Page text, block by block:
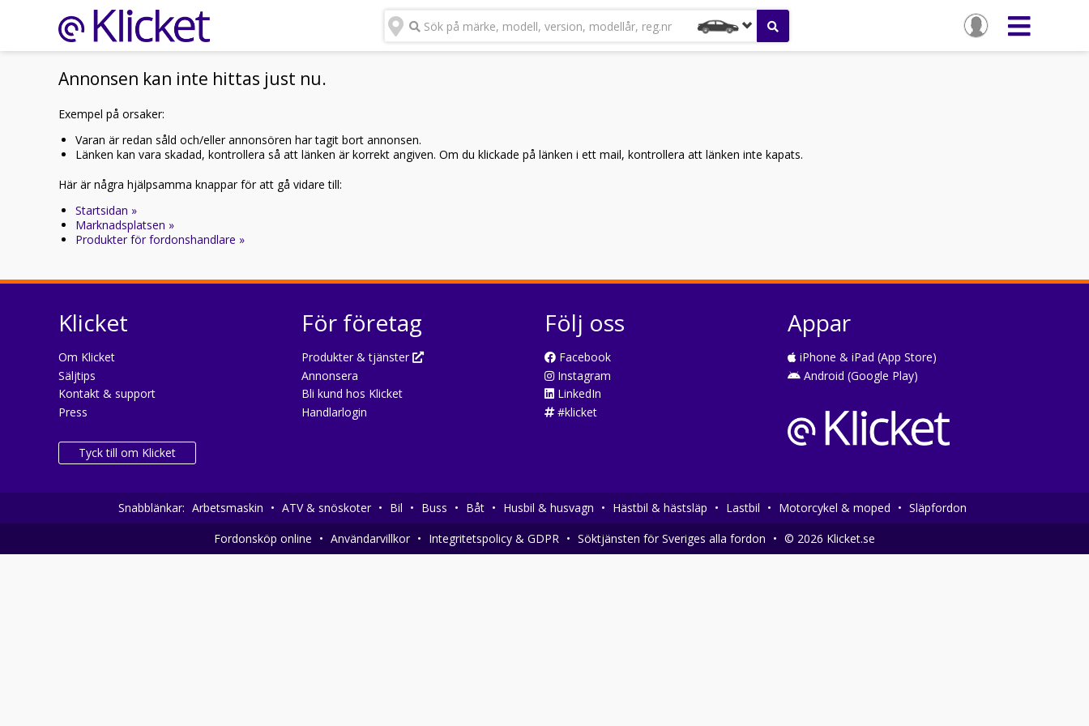
Sök på märke, modell, version, modellår, reg.nr
Annonsen kan inte hittas just nu.
Exempel på orsaker:
Varan är redan såld och/eller annonsören har tagit bort annonsen.
Länken kan vara skadad, kontrollera så att länken är korrekt angiven. Om du klickade på länken i ett mail, kontrollera att länken inte kapats.
Här är några hjälpsamma knappar för att gå vidare till:
Startsidan »
Marknadsplatsen »
Produkter för fordonshandlare »
Klicket
Om Klicket
Säljtips
Kontakt & support
Press
Tyck till om Klicket
För företag
Produkter & tjänster
Annonsera
Bli kund hos Klicket
Handlarlogin
Följ oss
Facebook
Instagram
LinkedIn
#klicket
Appar
iPhone & iPad (App Store)
Android (Google Play)
Snabblänkar: Arbetsmaskin • ATV & snöskoter • Bil • Buss • Båt • Husbil & husvagn • Hästbil & hästsläp • Lastbil • Motorcykel & moped • Släpfordon
Fordonsköp online • Användarvillkor • Integritetspolicy & GDPR • Söktjänsten för Sveriges alla fordon • © 2026 Klicket.se